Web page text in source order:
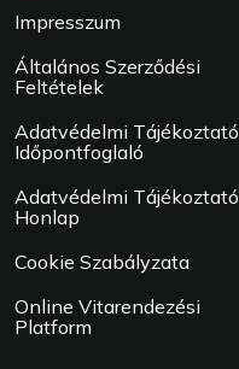
Impresszum
Általános Szerződési
Feltételek
Adatvédelmi Tájékoztató
Időpontfoglaló
Adatvédelmi Tájékoztató
Honlap
Cookie Szabályzata
Online Vitarendezési
Platform